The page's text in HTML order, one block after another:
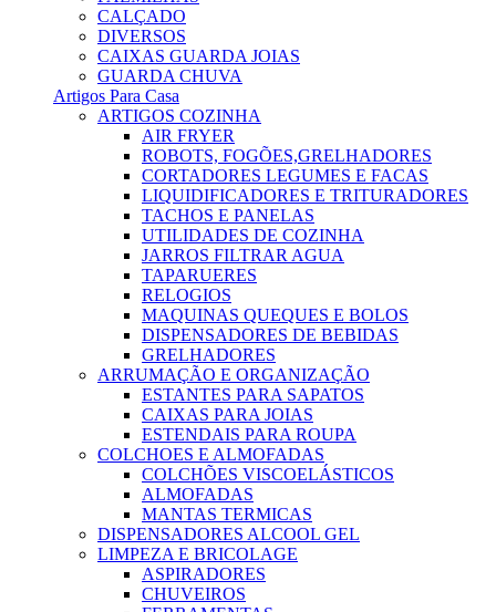
CALÇADO
DIVERSOS
CAIXAS GUARDA JOIAS
GUARDA CHUVA
Artigos Para Casa
ARTIGOS COZINHA
AIR FRYER
ROBOTS, FOGÕES,GRELHADORES
CORTADORES LEGUMES E FACAS
LIQUIDIFICADORES E TRITURADORES
TACHOS E PANELAS
UTILIDADES DE COZINHA
JARROS FILTRAR AGUA
TAPARUERES
RELOGIOS
MAQUINAS QUEQUES E BOLOS
DISPENSADORES DE BEBIDAS
GRELHADORES
ARRUMAÇÃO E ORGANIZAÇÃO
ESTANTES PARA SAPATOS
CAIXAS PARA JOIAS
ESTENDAIS PARA ROUPA
COLCHOES E ALMOFADAS
COLCHÕES VISCOELÁSTICOS
ALMOFADAS
MANTAS TERMICAS
DISPENSADORES ALCOOL GEL
LIMPEZA E BRICOLAGE
ASPIRADORES
CHUVEIROS